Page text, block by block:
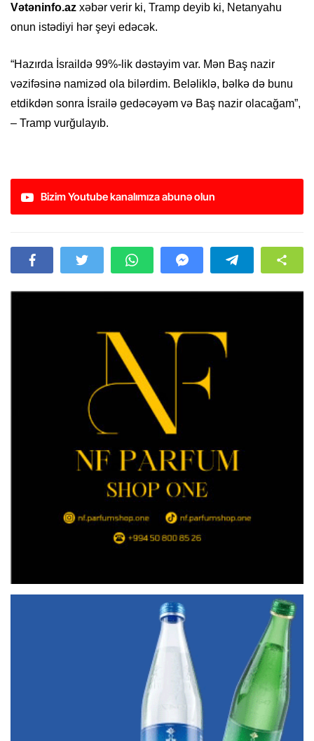
Vətəninfo.az xəbər verir ki, Tramp deyib ki, Netanyahu
onun istədiyi hər şeyi edəcək.
“Hazırda İsraildə 99%-lik dəstəyim var. Mən Baş nazir
vəzifəsinə namizəd ola bilərdim. Beləliklə, bəlkə də bunu
etdikdən sonra İsrailə gedəcəyəm və Baş nazir olacağam”,
– Tramp vurğulayıb.
Bizim Youtube kanalımıza abunə olun